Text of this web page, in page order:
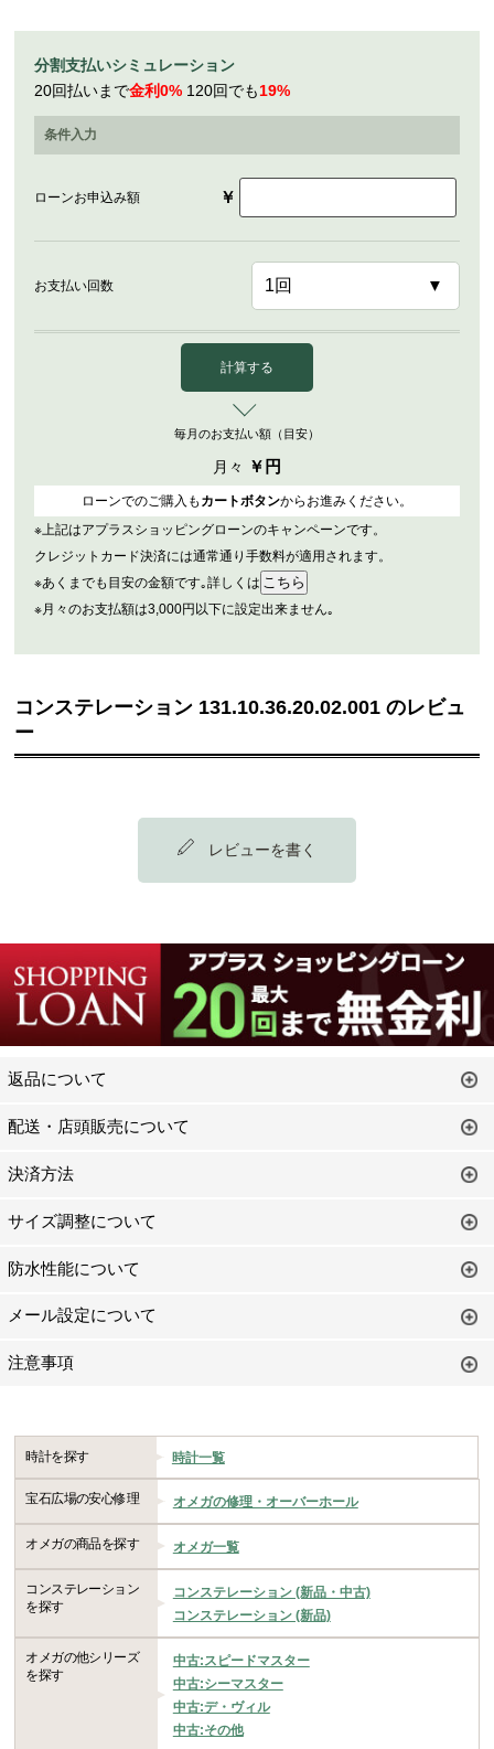
分割支払いシミュレーション
20回払いまで金利0% 120回でも19%
条件入力
ローンお申込み額 ￥
お支払い回数
計算する
毎月のお支払い額（目安）
月々 ￥ 円
ローンでのご購入も カートボタンからお進みください。
※上記はアプラスショッピングローンのキャンペーンです。
クレジットカード決済には通常通り手数料が適用されます。
※あくまでも目安の金額です｡詳しくは
※月々のお支払額は3,000円以下に設定出来ません｡
コンステレーション 131.10.36.20.02.001 のレビュ
ー
レビューを書く
返品について
配送・店頭販売について
決済方法
サイズ調整について
防水性能について
メール設定について
注意事項
時計を探す 時計一覧
宝石広場の安心修理 オメガの修理・オーバーホール
オメガの商品を探す オメガ一覧
コンステレーション
を探す
コンステレーション (新品・中古)
コンステレーション (新品)
オメガの他シリーズ
を探す
中古:スピードマスター
中古:シーマスター
中古:デ・ヴィル
中古:その他